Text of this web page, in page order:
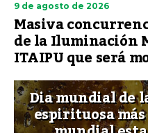
9 de agosto de 2026
Masiva
de la Iluminación
ITAIPU que será
Dia mundial de
espirituosa